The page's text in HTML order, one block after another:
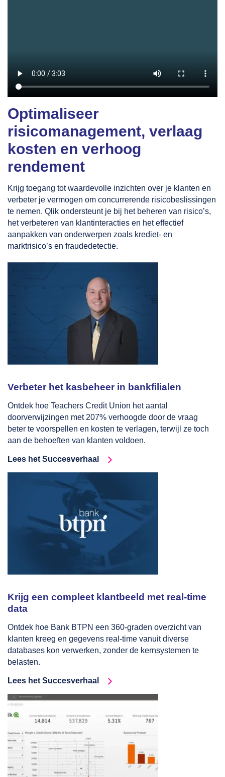
Optimaliseer
risicomanagement, verlaag
kosten en verhoog
rendement
Krijg toegang tot waardevolle inzichten over je klanten en
verbeter je vermogen om concurrerende risicobeslissingen
te nemen. Qlik ondersteunt je bij het beheren van risico’s,
het verbeteren van klantinteracties en het effectief
aanpakken van onderwerpen zoals krediet- en
marktrisico’s en fraudedetectie.
Verbeter het kasbeheer in bankfilialen
Ontdek hoe Teachers Credit Union het aantal
doorverwijzingen met 207% verhoogde door de vraag
beter te voorspellen en kosten te verlagen, terwijl ze toch
aan de behoeften van klanten voldoen.
Lees het Succesverhaal
Krijg een compleet klantbeeld met real-time
data
Ontdek hoe Bank BTPN een 360-graden overzicht van
klanten kreeg en gegevens real-time vanuit diverse
databases kon verwerken, zonder de kernsystemen te
belasten.
Lees het Succesverhaal